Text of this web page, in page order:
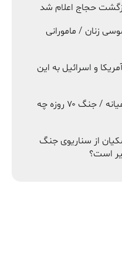
حجاج اعلام شد
زنان / مامورانی
و اسرائیل به این
برندگان پنهان جنگ خاورمیانه / جنگ ۷۰ روزه چه
از سناریوی جنگ
است؟